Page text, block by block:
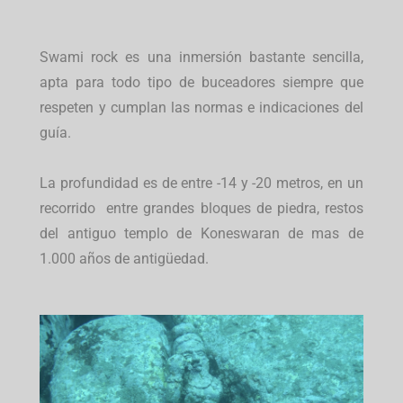
Swami rock es una inmersión bastante sencilla,
apta para todo tipo de buceadores siempre que
respeten y cumplan las normas e indicaciones del
guía.
La profundidad es de entre -14 y -20 metros, en un
recorrido entre grandes bloques de piedra, restos
del antiguo templo de Koneswaran de mas de
1.000 años de antigüedad.